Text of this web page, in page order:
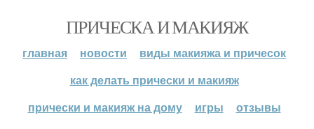
ПРИЧЕСКА И МАКИЯЖ
главная новости
виды макияжа и причесок
как делать прически и макияж
прически и макияж на дому
игры отзывы